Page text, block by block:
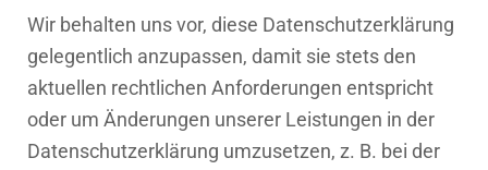
Wir behalten uns vor, diese Datenschutzerklärung
gelegentlich anzupassen, damit sie stets den
aktuellen rechtlichen Anforderungen entspricht
oder um Änderungen unserer Leistungen in der
Datenschutzerklärung umzusetzen, z. B. bei der